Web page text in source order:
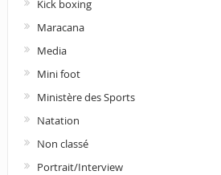
Kick boxing
Maracana
Media
Mini foot
Ministère des Sports
Natation
Non classé
Portrait/Interview